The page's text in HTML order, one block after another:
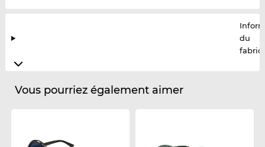
du
Vous pourriez également aimer